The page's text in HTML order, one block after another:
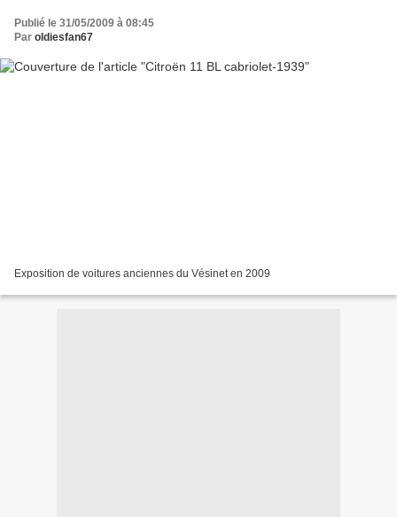
Publié le 31/05/2009 à 08:45
Par oldiesfan67
Exposition de voitures anciennes du Vésinet en 2009